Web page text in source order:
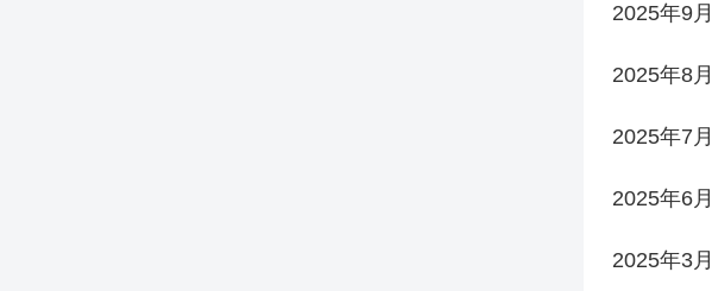
2025年9月
2025年8月
2025年7月
2025年6月
2025年3月